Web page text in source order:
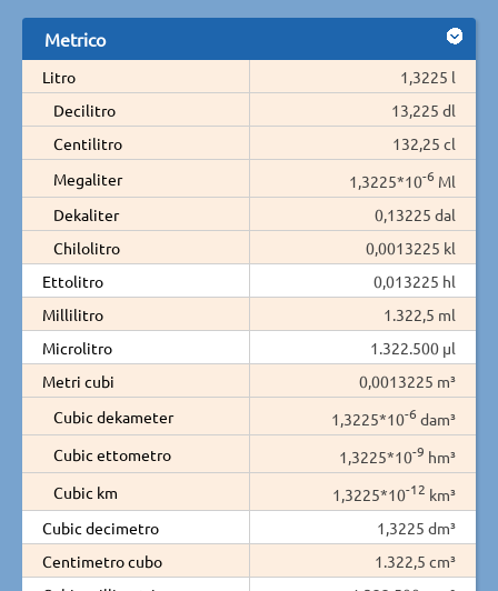
Metrico
Litro
1,3225 l
Decilitro
13,225 dl
Centilitro
132,25 cl
Megaliter
1,3225*10-6 Ml
Dekaliter
0,13225 dal
Chilolitro
0,0013225 kl
Ettolitro
0,013225 hl
Millilitro
1.322,5 ml
Microlitro
1.322.500 µl
Metri cubi
0,0013225 m³
Cubic dekameter
1,3225*10-6 dam³
Cubic ettometro
1,3225*10-9 hm³
Cubic km
1,3225*10-12 km³
Cubic decimetro
1,3225 dm³
Centimetro cubo
1.322,5 cm³